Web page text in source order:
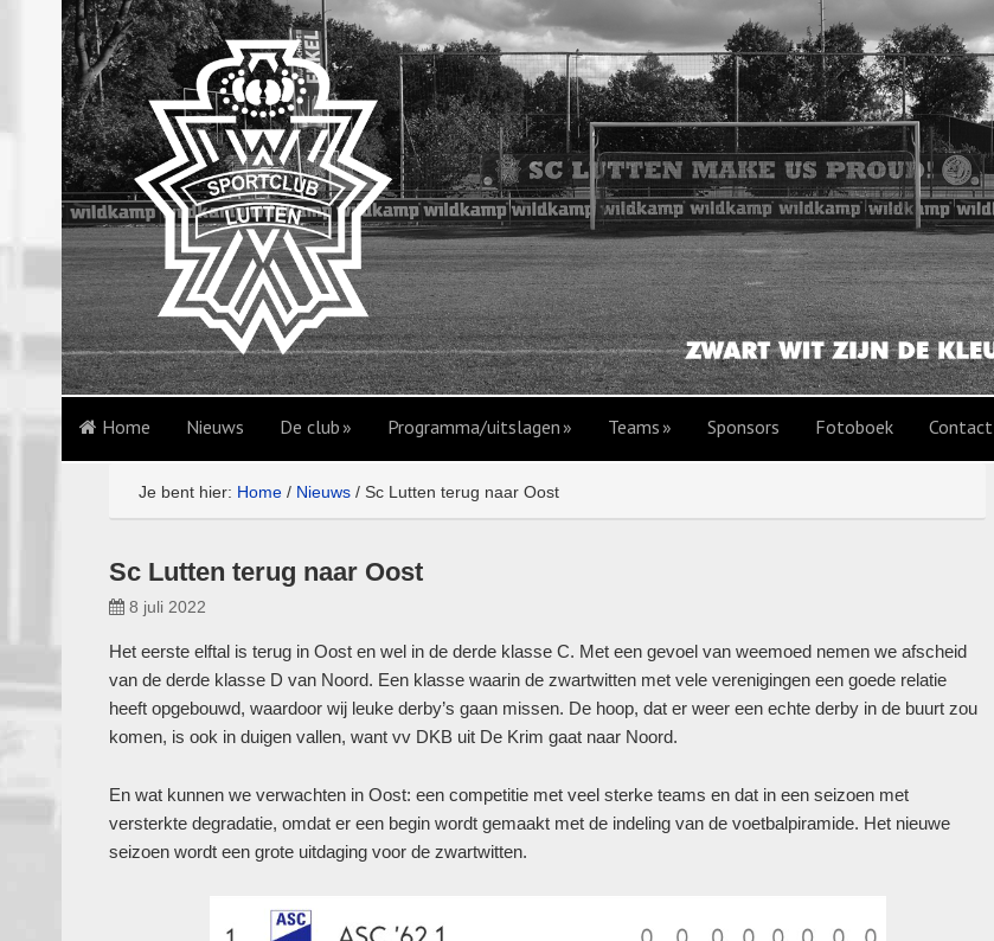
Home Nieuws De club Programma/uitslagen Teams Sponsors Fotoboek Contact
Je bent hier: Home / Nieuws / Sc Lutten terug naar Oost
Sc Lutten terug naar Oost
8 juli 2022
Het eerste elftal is terug in Oost en wel in de derde klasse C. Met een gevoel van weemoed nemen we afscheid
van de derde klasse D van Noord. Een klasse waarin de zwartwitten met vele verenigingen een goede relatie
heeft opgebouwd, waardoor wij leuke derby’s gaan missen. De hoop, dat er weer een echte derby in de buurt zou
komen, is ook in duigen vallen, want vv DKB uit De Krim gaat naar Noord.
En wat kunnen we verwachten in Oost: een competitie met veel sterke teams en dat in een seizoen met
versterkte degradatie, omdat er een begin wordt gemaakt met de indeling van de voetbalpiramide. Het nieuwe
seizoen wordt een grote uitdaging voor de zwartwitten.